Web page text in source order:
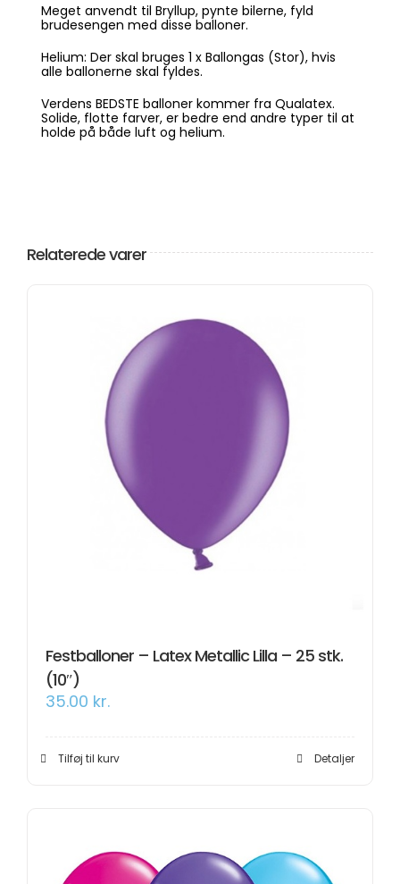
Meget anvendt til Bryllup, pynte bilerne, fyld
brudesengen med disse balloner.
Helium: Der skal bruges 1 x Ballongas (Stor), hvis
alle ballonerne skal fyldes.
Verdens BEDSTE balloner kommer fra Qualatex.
Solide, flotte farver, er bedre end andre typer til at
holde på både luft og helium.
Relaterede varer
Festballoner – Latex Metallic Lilla – 25 stk.
(10″)
35.00 kr.
Tilføj til kurv Detaljer